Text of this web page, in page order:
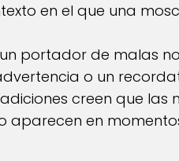
en el que una
portador de malas
o un
creen que las
en